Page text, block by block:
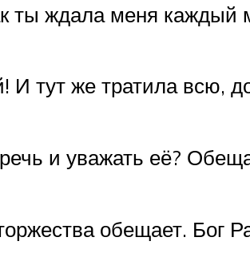
ты ждала меня каждый
тут же тратила всю,
и уважать её?
обещает. Бог